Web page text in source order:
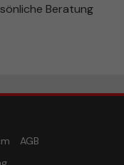
Beratung
AGB